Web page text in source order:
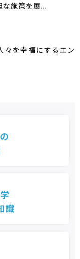
施策を展...
々を幸福にするエン
識